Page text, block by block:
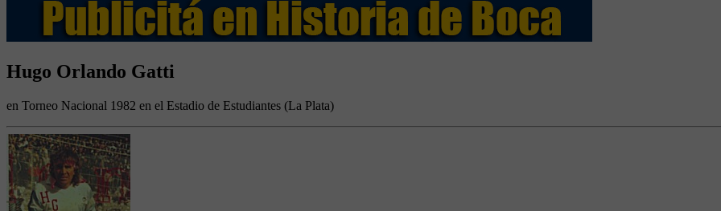
Hugo Orlando Gatti
en Torneo Nacional 1982 en el Estadio de Estudiantes (La Plata)